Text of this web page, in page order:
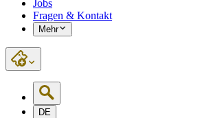
Jobs
Fragen & Kontakt
Mehr
DE